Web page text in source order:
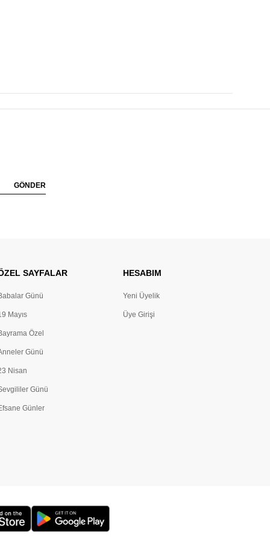
GÖNDER
SAYFALAR
Günü
Mayıs
Özel
Günü
Nisan
Günü
Günler
HESABIM
Yeni Üyelik
Üye Girişi